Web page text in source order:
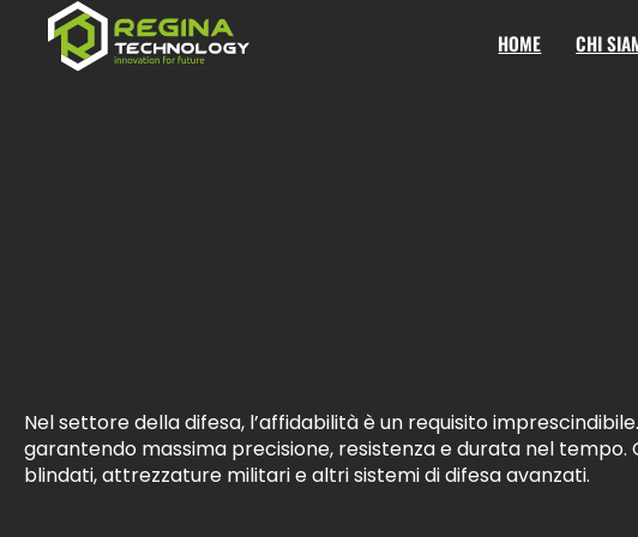
Regina
Technology
HOME CHI
Nel settore della difesa, l’affidabilità è un requisito
garantendo massima precisione, resistenza e durata nel
blindati, attrezzature militari e altri sistemi di difesa avanzati.